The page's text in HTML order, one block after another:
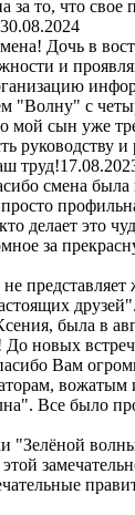
за то, что
30.08.2024
Дочь в
и
"Волну" с
мой сын уже
руководству
труд!
смена
делает это
за
друзей".
была в
новых
Вам
вожатым
Все было